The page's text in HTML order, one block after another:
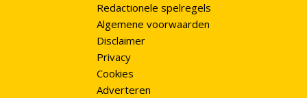
Redactionele spelregels
Algemene voorwaarden
Disclaimer
Privacy
Cookies
Adverteren